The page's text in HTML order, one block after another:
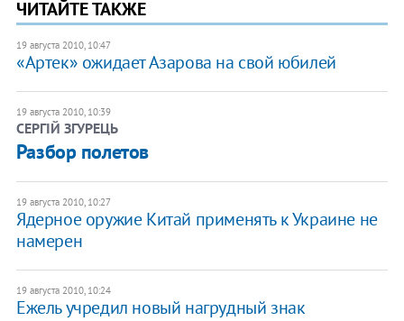
ЧИТАЙТЕ ТАКЖЕ
19 августа 2010, 10:47
«Артек» ожидает Азарова на свой юбилей
19 августа 2010, 10:39
СЕРГІЙ ЗГУРЕЦЬ
​Разбор полетов
19 августа 2010, 10:27
Ядерное оружие Китай применять к Украине не
намерен
19 августа 2010, 10:24
Ежель учредил новый нагрудный знак